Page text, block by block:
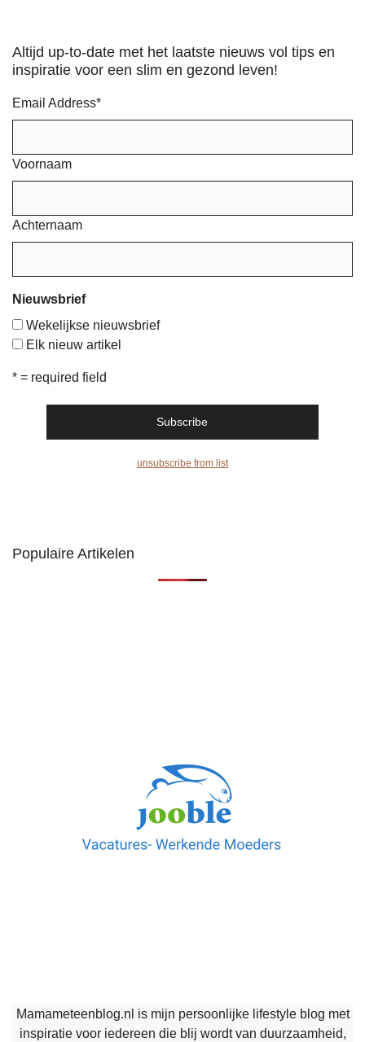
Altijd up-to-date met het laatste nieuws vol tips en
inspiratie voor een slim en gezond leven!
Email Address*
Voornaam
Achternaam
Nieuwsbrief
Wekelijkse nieuwsbrief
Elk nieuw artikel
* = required field
unsubscribe from list
Populaire Artikelen
Mamameteenblog.nl is mijn persoonlijke lifestyle blog met
inspiratie voor iedereen die blij wordt van duurzaamheid,